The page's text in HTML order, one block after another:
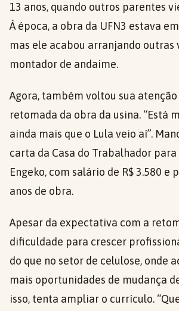
13 anos, quando outros parentes
À época, a obra da UFN3 estava
mas ele acabou arranjando outras
montador de andaime.
Agora, também voltou sua
retomada da obra da usina. “Está
ainda mais que o Lula veio aí”.
carta da Casa do Trabalhador
Engeko, com salário de R$ 3.580 e
anos de obra.
Apesar da expectativa com a
dificuldade para crescer
do que no setor de celulose, onde
mais oportunidades de mudança
isso, tenta ampliar o currículo.